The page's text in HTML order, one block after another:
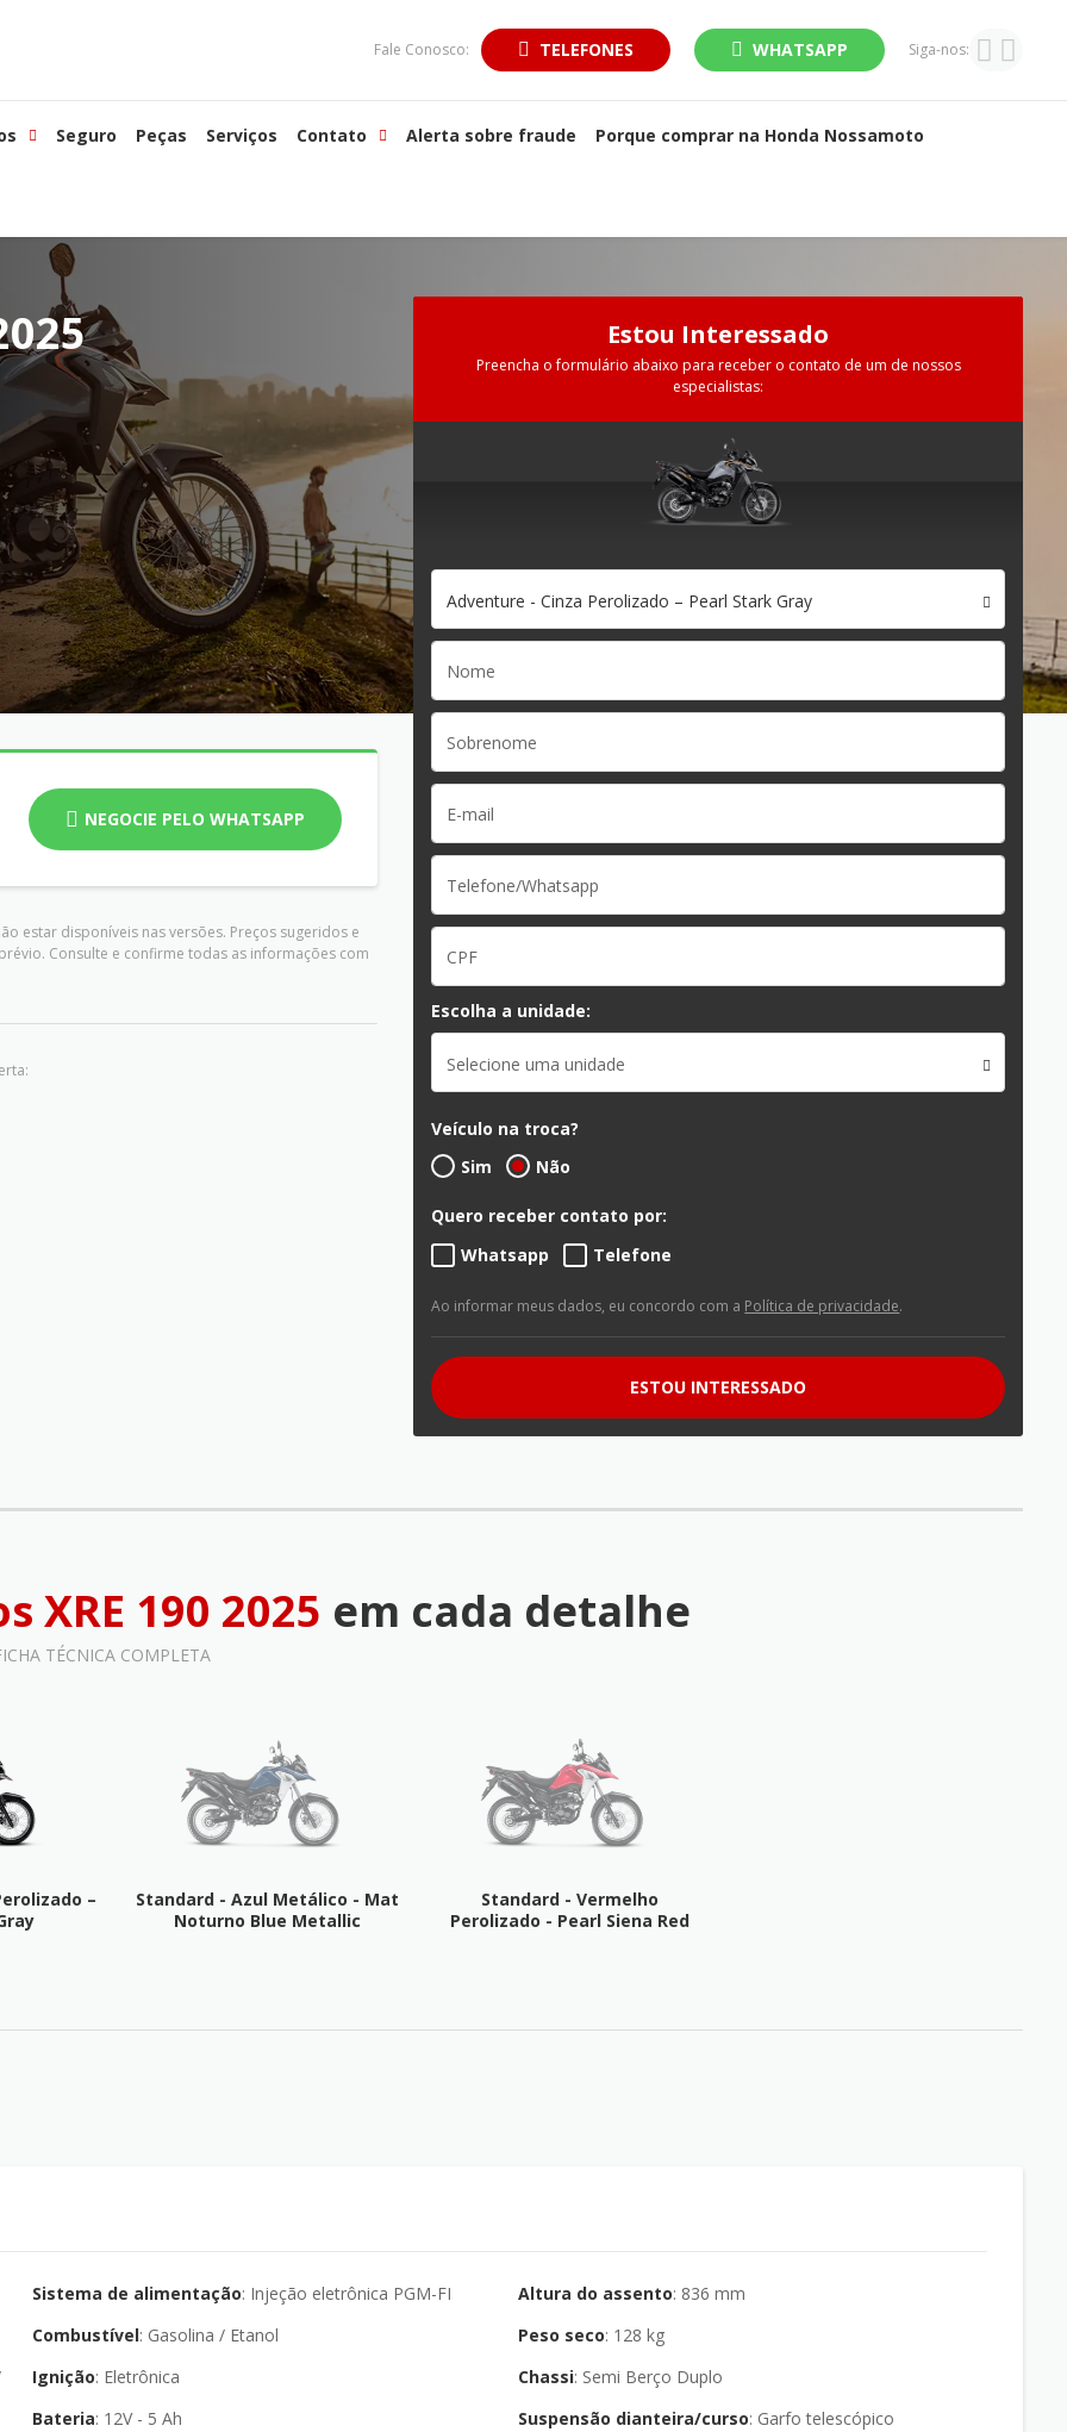
Fale Conosco: TELEFONES WHATSAPP Siga-nos:
Seguro Peças Serviços Contato Alerta sobre fraude Porque comprar na Honda Nossamoto
NEGOCIE PELO WHATSAPP
estar disponíveis nas versões. Preços sugeridos e
Consulte e confirme todas as informações com
Estou Interessado
Preencha o formulário abaixo para receber o contato de um de nossos
especialistas:
Adventure - Cinza Perolizado – Pearl Stark Gray
Escolha a unidade:
Selecione uma unidade
Veículo na troca?
Sim
Não
Quero receber contato por:
Whatsapp
Telefone
Ao informar meus dados, eu concordo com a Política de privacidade.
ESTOU INTERESSADO
XRE 190 2025 em cada detalhe
TÉCNICA COMPLETA
–
Standard - Azul Metálico - Mat
Noturno Blue Metallic
Standard - Vermelho
Perolizado - Pearl Siena Red
Sistema de alimentação : Injeção eletrônica PGM-FI
Combustível : Gasolina / Etanol
Ignição : Eletrônica
Bateria : 12V - 5 Ah
Altura do assento : 836 mm
Peso seco : 128 kg
Chassi : Semi Berço Duplo
Suspensão dianteira/curso : Garfo telescópico